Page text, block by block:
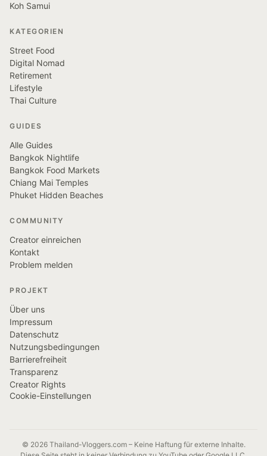
Koh Samui
KATEGORIEN
Street Food
Digital Nomad
Retirement
Lifestyle
Thai Culture
GUIDES
Alle Guides
Bangkok Nightlife
Bangkok Food Markets
Chiang Mai Temples
Phuket Hidden Beaches
COMMUNITY
Creator einreichen
Kontakt
Problem melden
PROJEKT
Über uns
Impressum
Datenschutz
Nutzungsbedingungen
Barrierefreiheit
Transparenz
Creator Rights
Cookie-Einstellungen
© 2026 Thailand-Vloggers.com – Keine Haftung für externe Inhalte.